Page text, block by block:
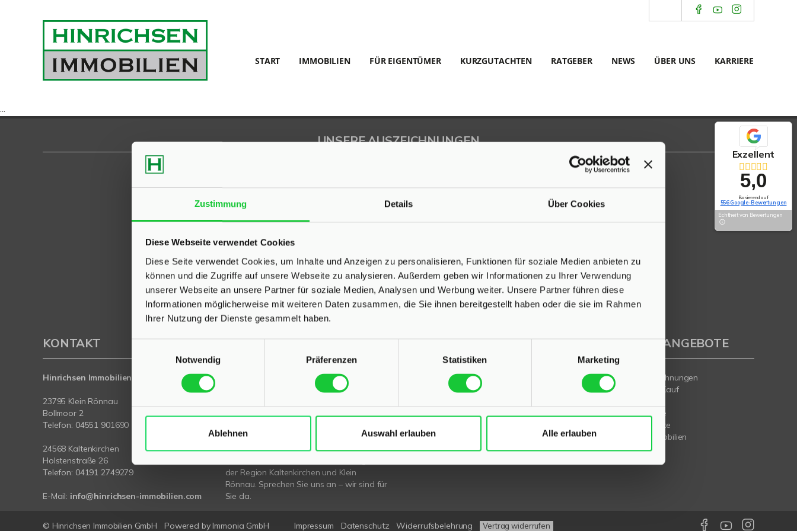
Zustimmung Details Über Cookies
Diese Webseite verwendet Cookies
Diese Seite verwendet Cookies, um Inhalte und Anzeigen zu personalisieren, Funktionen für soziale Medien anbieten zu
können und die Zugriffe auf unsere Webseite zu analysieren. Außerdem geben wir Informationen zu Ihrer Verwendung
unserer Webseite an unsere Partner für soziale Medien, Analysen und Werbung weiter. Unsere Partner führen diese
Informationen möglicherweise mit weiteren Daten zusammen, die Sie ihnen bereitgestellt haben oder die sie im Rahmen
Ihrer Nutzung der Dienste gesammelt haben.
Notwendig
Präferenzen Statistiken Marketing
Ablehnen Auswahl erlauben Alle erlauben
START IMMOBILIEN FÜR EIGENTÜMER KURZGUTACHTEN RATGEBER NEWS ÜBER UNS KARRIERE
Exzellent
5,0
Basierend auf
556 Google-Bewertungen
Echtheit von Bewertungen
...
UNSERE AUSZEICHNUNGEN
KONTAKT
Hinrichsen Immobilien GmbH
23795 Klein Rönnau
Bollmoor 2
Telefon: 04551 901690
24568 Kaltenkirchen
Holstenstraße 26
Telefon: 04191 2749279
E-Mail: info@hinrichsen-immobilien.com
PROFIL
Immobilienmakler in
Klein Rönnau und Kaltenkirchen
Vermietung Ihrer Immobilie zur Seite.
Mit umfassendem Fachwissen und lokaler
Expertise beraten wir Sie in allen Fragen
der Region Kaltenkirchen und Klein
Rönnau. Sprechen Sie uns an – wir sind für
Sie da.
Start
Immobilien
Kurzgutachten
News
Über uns
IMMOBILIENANGEBOTE
Eigentumswohnungen
Häuser zum Kauf
Mietangebote
Renditeobjekte
Gewerbeimmobilien
weiter
© Hinrichsen Immobilien GmbH Powered by Immonia GmbH Impressum Datenschutz Widerrufsbelehrung Vertrag widerrufen